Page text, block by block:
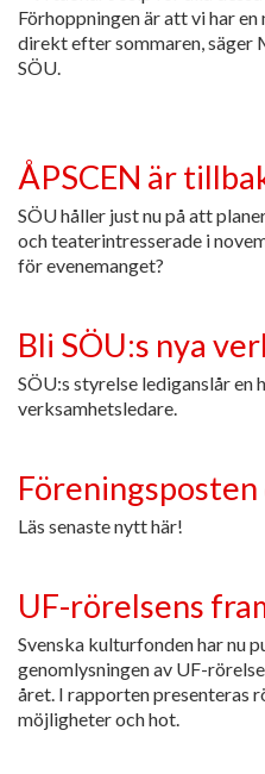
Förhoppningen är att vi har
direkt efter sommaren, säger
SÖU.
ÅPSCEN är
SÖU håller just nu på att
och teaterintresserade i
för evenemanget?
Bli SÖU:s nya
SÖU:s styrelse lediganslår en
verksamhetsledare.
Läs senaste nytt här!
UF-rörelsens
Svenska kulturfonden har nu
genomlysningen av UF-
året. I rapporten presenteras
möjligheter och hot.